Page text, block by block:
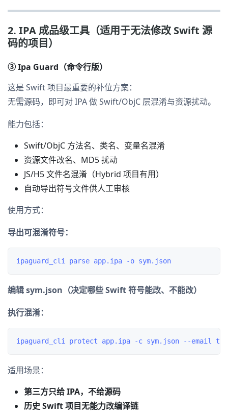
2. IPA 成品级工具（适用于无法修改 Swift 源
码的项目）
③ Ipa Guard（命令行版）
这是 Swift 项目最重要的补位方案：
无需源码，即可对 IPA 做 Swift/ObjC 层混淆与资源扰动。
能力包括：
Swift/ObjC 方法名、类名、变量名混淆
资源文件改名、MD5 扰动
JS/H5 文件名混淆（Hybrid 项目有用）
自动导出符号文件供人工审核
使用方式：
导出可混淆符号：
编辑 sym.json（决定哪些 Swift 符号能改、不能改）
执行混淆：
适用场景：
第三方只给 IPA，不给源码
历史 Swift 项目无能力改编译链